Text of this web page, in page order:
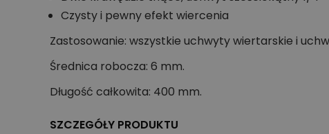
Czysty i pewny efekt wiercenia
Zastosowanie: wszystkie uchwyty wiertarskie i
Średnica robocza: 6 mm.
Długość całkowita: 400 mm.
SZCZEGÓŁY PRODUKTU